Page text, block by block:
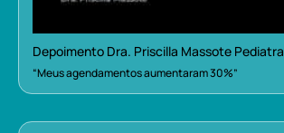
Depoimento Dra. Priscilla Massote Pediatra
“Meus agendamentos aumentaram 30%”